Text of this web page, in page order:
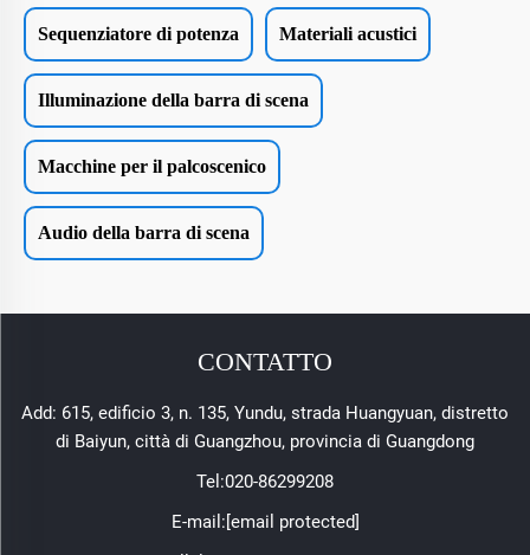
Sequenziatore di potenza Materiali acustici
Illuminazione della barra di scena
Macchine per il palcoscenico
Audio della barra di scena
CONTATTO
Add: 615, edificio 3, n. 135, Yundu, strada Huangyuan, distretto
di Baiyun, città di Guangzhou, provincia di Guangdong
Tel:020-86299208
E-mail:[email protected]